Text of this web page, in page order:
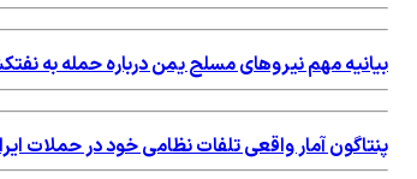
بیانیه مهم نیروهای مسلح یمن درباره حمله به
پنتاگون آمار واقعی تلفات نظامی خود در حملات